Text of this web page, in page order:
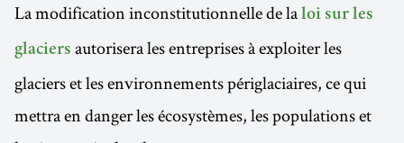
La modification inconstitutionnelle de la loi sur les
glaciers autorisera les entreprises à exploiter les
glaciers et les environnements périglaciaires, ce qui
mettra en danger les écosystèmes, les populations et